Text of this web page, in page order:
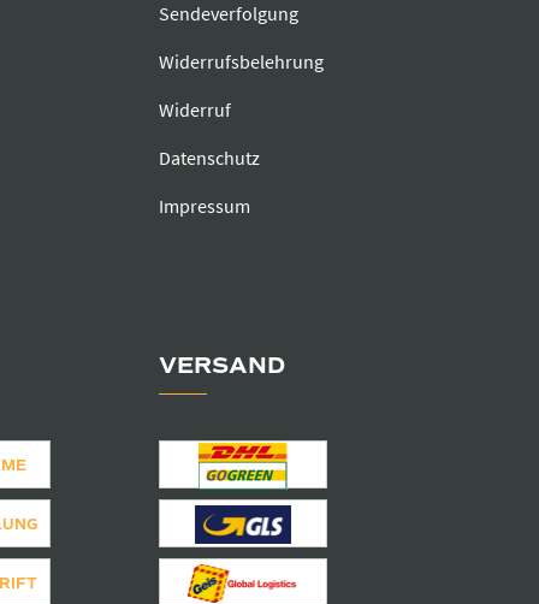
Sendeverfolgung
Widerrufsbelehrung
Widerruf
Datenschutz
Impressum
VERSAND